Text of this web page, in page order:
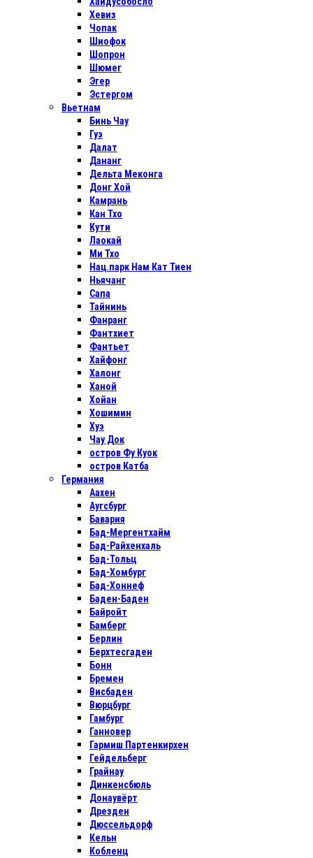
Хевиз
Чопак
Шиофок
Шопрон
Шюмег
Эгер
Эстергом
Вьетнам
Бинь Чау
Гуэ
Далат
Дананг
Дельта Меконга
Донг Хой
Камрань
Кан Тхо
Кути
Лаокай
Ми Тхо
Нац.парк Нам Кат Тиен
Ньячанг
Сапа
Тайнинь
Фанранг
Фантхиет
Фантьет
Хайфонг
Халонг
Ханой
Хойан
Хошимин
Хуэ
Чау Док
остров Фу Куок
остров Катба
Германия
Аахен
Аугсбург
Бавария
Бад-Мергентхайм
Бад-Райхенхаль
Бад-Тольц
Бад-Хомбург
Бад-Хоннеф
Баден-Баден
Байройт
Бамберг
Берлин
Берхтесгаден
Бонн
Бремен
Висбаден
Вюрцбург
Гамбург
Ганновер
Гармиш Партенкирхен
Гейдельберг
Грайнау
Динкенсбюль
Донаувёрт
Дрезден
Дюссельдорф
Кельн
Кобленц